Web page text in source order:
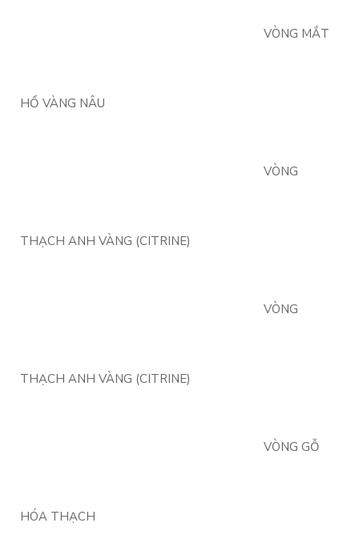
VÒNG MẮT
HỔ VÀNG NÂU
VÒNG
THẠCH ANH VÀNG (CITRINE)
VÒNG
THẠCH ANH VÀNG (CITRINE)
VÒNG GỖ
HÓA THẠCH